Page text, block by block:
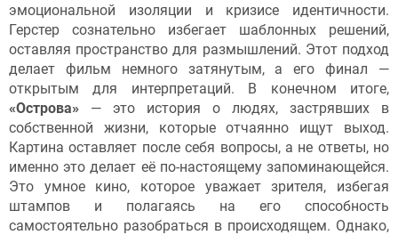
эмоциональной изоляции и кризисе идентичности.
Герстер сознательно избегает шаблонных решений,
оставляя пространство для размышлений. Этот подход
делает фильм немного затянутым, а его финал —
открытым для интерпретаций. В конечном итоге,
«Острова» — это история о людях, застрявших в
собственной жизни, которые отчаянно ищут выход.
Картина оставляет после себя вопросы, а не ответы, но
именно это делает её по-настоящему запоминающейся.
Это умное кино, которое уважает зрителя, избегая
штампов и полагаясь на его способность
самостоятельно разобраться в происходящем. Однако,